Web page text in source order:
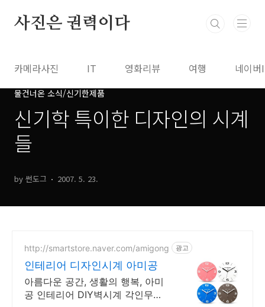
사진은 권력이다
카메라사진 IT 영화리뷰 여행 네이
물건너온 소식/신기한제품
신기학 특이한 디자인의 시계
들
by 썬도그 2007. 5. 23.
http://smartstore.naver.com/amigong 광고
인테리어 디자인시계 아미공
아름다운 공간, 생활의 행복, 아미
공 인테리어 DIY벽시계 각인무료,